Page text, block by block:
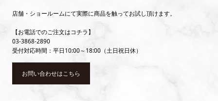
店舗・ショールームにて実際に商品を触ってお試し頂けます。
【お電話でのご注文はコチラ】
03-3868-2890
受付対応時間：平日10:00～18:00（土日祝日休）
お問い合わせはこちら